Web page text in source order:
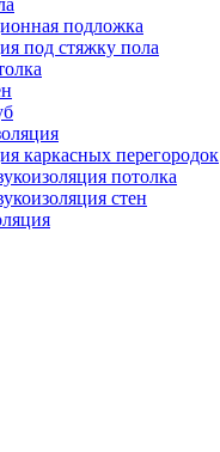
подложка
под стяжку пола
каркасных перегородок
потолка
стен